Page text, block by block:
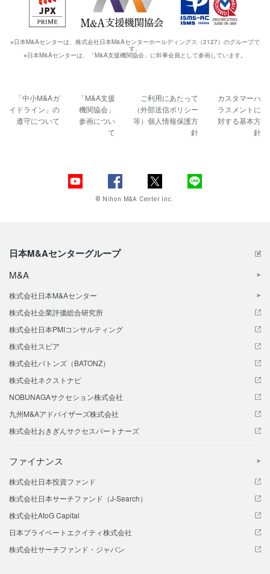
※日本M&Aセンターは、株式会社日本M&Aセンターホールディングス（2127）のグループで
す。
※日本M&Aセンターは、「M&A支援機関協会」に幹事会員として参画しています。
「中小M&Aガ
イドライン」の
遵守について
「M&A支援
機関協会」
参画につい
て
ご利用にあたって
（外部送信ポリシー
等）個人情報保護方
針
カスタマーハ
ラスメントに
対する基本方
針
© Nihon M&A Center Inc.
日本M&Aセンターグループ
M&A
株式会社日本M&Aセンター
株式会社企業評価総合研究所
株式会社日本PMIコンサルティング
株式会社スピア
株式会社バトンズ（BATONZ）
株式会社ネクストナビ
NOBUNAGAサクセション株式会社
九州M&Aアドバイザーズ株式会社
株式会社おきぎんサクセスパートナーズ
ファイナンス
株式会社日本投資ファンド
株式会社日本サーチファンド（J-Search）
株式会社AtoG Capital
日本プライベートエクイティ株式会社
株式会社サーチファンド・ジャパン